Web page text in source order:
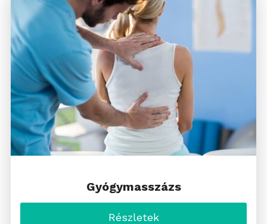
Gyógymasszázs
Részletek